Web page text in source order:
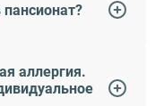
аллергия.